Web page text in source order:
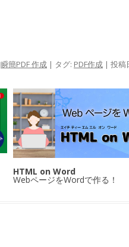
瞬簡PDF 作成 | タグ: PDF作成 | 投稿
HTML on Word
WebページをWordで作る！